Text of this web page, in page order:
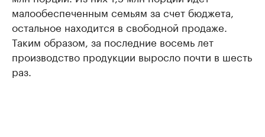
малообеспеченным семьям за счет бюджета,
остальное находится в свободной продаже.
Таким образом, за последние восемь лет
производство продукции выросло почти в шесть
раз.